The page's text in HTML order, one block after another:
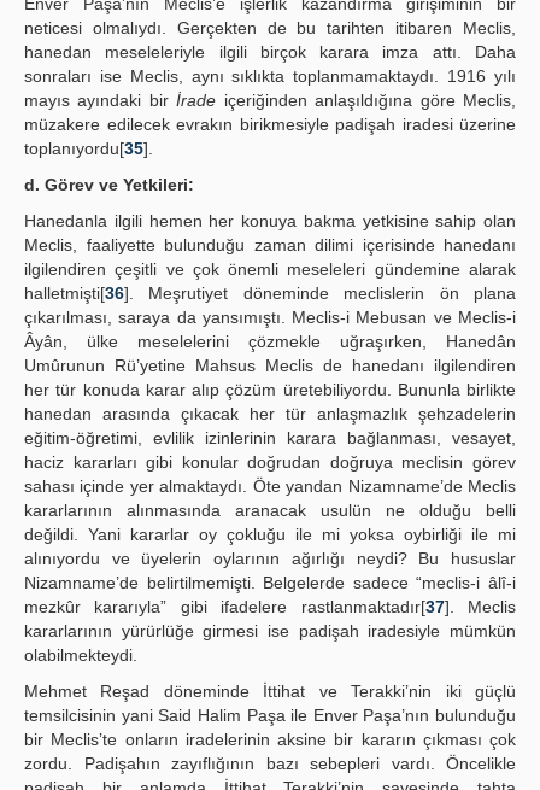
neticesi olmalıydı. Gerçekten de bu tarihten itibaren Meclis,
hanedan meseleleriyle ilgili birçok karara imza attı. Daha
sonraları ise Meclis, aynı sıklıkta toplanmamaktaydı. 1916 yılı
mayıs ayındaki birİrade içeriğinden anlaşıldığına göre Meclis,
müzakere edilecek evrakın birikmesiyle padişah iradesi üzerine
toplanıyordu[35].
d. Görev ve Yetkileri:
Hanedanla ilgili hemen her konuya bakma yetkisine sahip olan
Meclis, faaliyette bulunduğu zaman dilimi içerisinde hanedanı
ilgilendiren çeşitli ve çok önemli meseleleri gündemine alarak
halletmişti[36]. Meşrutiyet döneminde meclislerin ön plana
çıkarılması, saraya da yansımıştı. Meclis-i Mebusan ve Meclis-i
Âyân, ülke meselelerini çözmekle uğraşırken, Hanedân
Umûrunun Rü’yetine Mahsus Meclis de hanedanı ilgilendiren
her tür konuda karar alıp çözüm üretebiliyordu. Bununla birlikte
hanedan arasında çıkacak her tür anlaşmazlık şehzadelerin
eğitim-öğretimi, evlilik izinlerinin karara bağlanması, vesayet,
haciz kararları gibi konular doğrudan doğruya meclisin görev
sahası içinde yer almaktaydı. Öte yandan Nizamname’de Meclis
kararlarının alınmasında aranacak usulün ne olduğu belli
değildi. Yani kararlar oy çokluğu ile mi yoksa oybirliği ile mi
alınıyordu ve üyelerin oylarının ağırlığı neydi? Bu hususlar
Nizamname’de belirtilmemişti. Belgelerde sadece “meclis-i âlî-i
mezkûr kararıyla” gibi ifadelere rastlanmaktadır[37]. Meclis
kararlarının yürürlüğe girmesi ise padişah iradesiyle mümkün
olabilmekteydi.
Mehmet Reşad döneminde İttihat ve Terakki’nin iki güçlü
temsilcisinin yani Said Halim Paşa ile Enver Paşa’nın bulunduğu
bir Meclis’te onların iradelerinin aksine bir kararın çıkması çok
zordu. Padişahın zayıflığının bazı sebepleri vardı. Öncelikle